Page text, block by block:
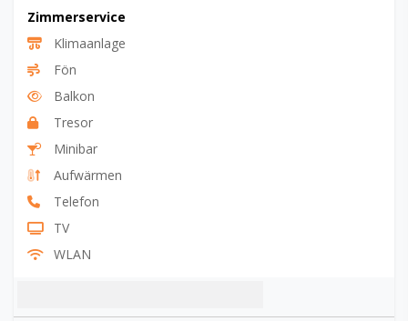
Zimmerservice
Klimaanlage
Fön
Balkon
Tresor
Minibar
Aufwärmen
Telefon
TV
WLAN